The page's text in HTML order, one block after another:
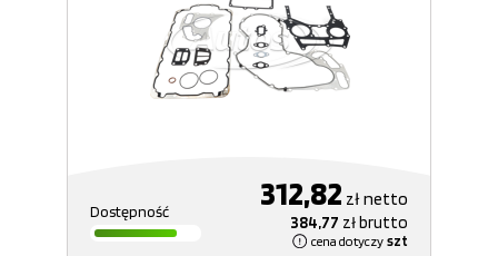
Dostępność 312,82 złnetto
384,77 złbrutto
cena dotyczy szt